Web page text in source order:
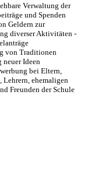
Verwaltung der
und Spenden
Geldern zur
diverser Aktivitäten -
von Traditionen
neuer Ideen
bei Eltern,
Lehrern, ehemaligen
Freunden der Schule